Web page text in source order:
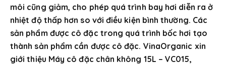
môi cũng giảm, cho phép quá trình bay hơi diễn ra ở
nhiệt độ thấp hơn so với điều kiện bình thường. Các
sản phẩm được cô đặc trong quá trình bốc hơi tạo
thành sản phẩm cần được cô đặc. VinaOrganic xin
giới thiệu Máy cô đặc chân không 15L – VC015,